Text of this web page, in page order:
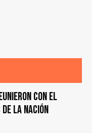
con el
la Nación